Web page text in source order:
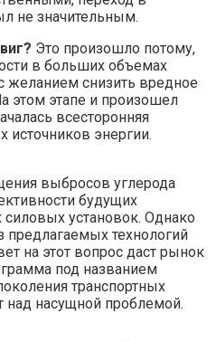
не значительным.
Это произошло потому,
в больших объемах
желанием снизить вредное
этом этапе и произошел
всесторонняя
источников энергии.
выбросов углерода
будущих
силовых установок. Однако
предлагаемых технологий
на этот вопрос даст рынок
под названием
транспортных
над насущной проблемой.